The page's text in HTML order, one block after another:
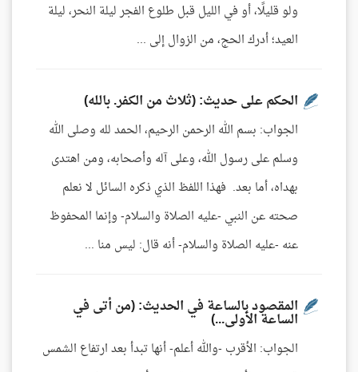
ولو قليلًا، أو في الليل قبل طلوع الفجر ليلة النحر، ليلة
العيد؛ أدرك الحج، من الزوال إلى ...
الحكم على حديث: (ثلاث من الكفر. بالله)
الجواب: بسم الله الرحمن الرحيم، الحمد لله وصلى الله
وسلم على رسول الله، وعلى آله وأصحابه، ومن اهتدى
بهداه، أما بعد. فهذا اللفظ الذي ذكره السائل لا نعلم
صحته عن النبي -عليه الصلاة والسلام- وإنما المحفوظ
عنه -عليه الصلاة والسلام- أنه قال: ليس منا ...
المقصود بالساعة في الحديث: (من أتى في
الساعة الأولى...)
الجواب: الأقرب -والله أعلم- أنها تبدأ بعد ارتفاع الشمس